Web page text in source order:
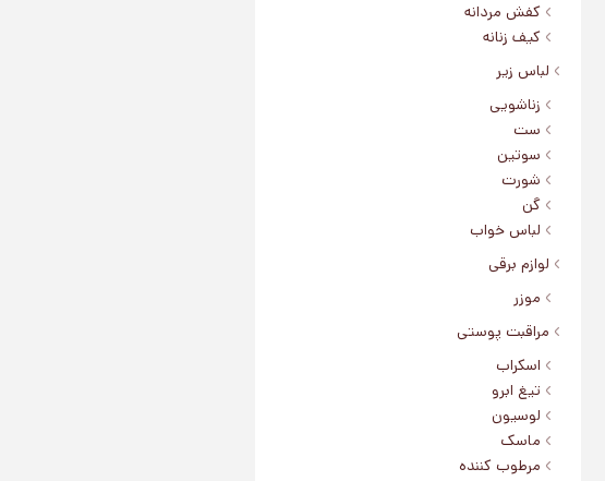
کفش مردانه
کیف زنانه
لباس زیر
زناشویی
ست
سوتین
شورت
گن
لباس خواب
لوازم برقی
موزر
مراقبت پوستی
اسکراب
تیغ ابرو
لوسیون
ماسک
مرطوب کننده